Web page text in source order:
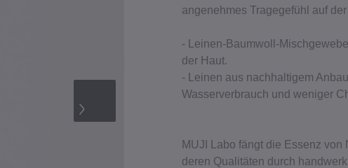
angenehmes Tragegefühl auf
‐
der Haut.
‐ Leinen aus nachhaltigem
Wasserverbrauch und weniger
MUJI Labo fängt die Essenz
deren Qualitäten durch